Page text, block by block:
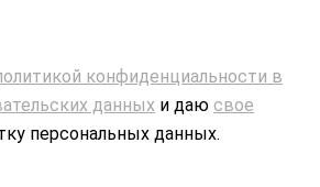
конфиденциальности в
данных и даю свое
персональных данных.